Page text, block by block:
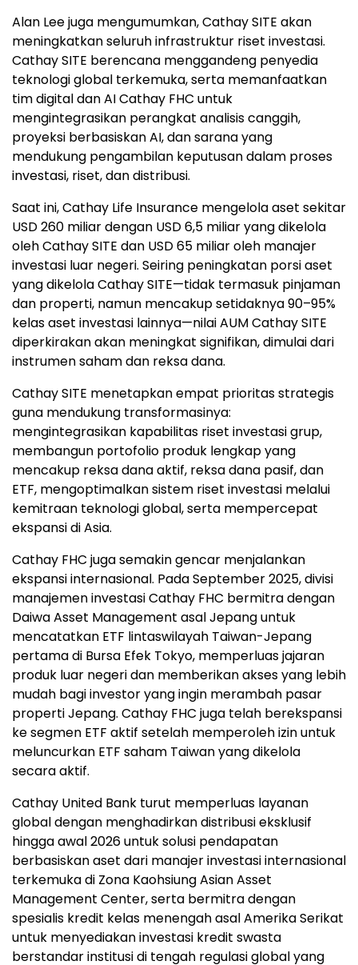
Alan Lee juga mengumumkan, Cathay SITE akan
meningkatkan seluruh infrastruktur riset investasi.
Cathay SITE berencana menggandeng penyedia
teknologi global terkemuka, serta memanfaatkan
tim digital dan AI Cathay FHC untuk
mengintegrasikan perangkat analisis canggih,
proyeksi berbasiskan AI, dan sarana yang
mendukung pengambilan keputusan dalam proses
investasi, riset, dan distribusi.
Saat ini, Cathay Life Insurance mengelola aset sekitar
USD 260 miliar dengan USD 6,5 miliar yang dikelola
oleh Cathay SITE dan USD 65 miliar oleh manajer
investasi luar negeri. Seiring peningkatan porsi aset
yang dikelola Cathay SITE—tidak termasuk pinjaman
dan properti, namun mencakup setidaknya 90–95%
kelas aset investasi lainnya—nilai AUM Cathay SITE
diperkirakan akan meningkat signifikan, dimulai dari
instrumen saham dan reksa dana.
Cathay SITE menetapkan empat prioritas strategis
guna mendukung transformasinya:
mengintegrasikan kapabilitas riset investasi grup,
membangun portofolio produk lengkap yang
mencakup reksa dana aktif, reksa dana pasif, dan
ETF, mengoptimalkan sistem riset investasi melalui
kemitraan teknologi global, serta mempercepat
ekspansi di Asia.
Cathay FHC juga semakin gencar menjalankan
ekspansi internasional. Pada September 2025, divisi
manajemen investasi Cathay FHC bermitra dengan
Daiwa Asset Management asal Jepang untuk
mencatatkan ETF lintaswilayah Taiwan-Jepang
pertama di Bursa Efek Tokyo, memperluas jajaran
produk luar negeri dan memberikan akses yang lebih
mudah bagi investor yang ingin merambah pasar
properti Jepang. Cathay FHC juga telah berekspansi
ke segmen ETF aktif setelah memperoleh izin untuk
meluncurkan ETF saham Taiwan yang dikelola
secara aktif.
Cathay United Bank turut memperluas layanan
global dengan menghadirkan distribusi eksklusif
hingga awal 2026 untuk solusi pendapatan
berbasiskan aset dari manajer investasi internasional
terkemuka di Zona Kaohsiung Asian Asset
Management Center, serta bermitra dengan
spesialis kredit kelas menengah asal Amerika Serikat
untuk menyediakan investasi kredit swasta
berstandar institusi di tengah regulasi global yang